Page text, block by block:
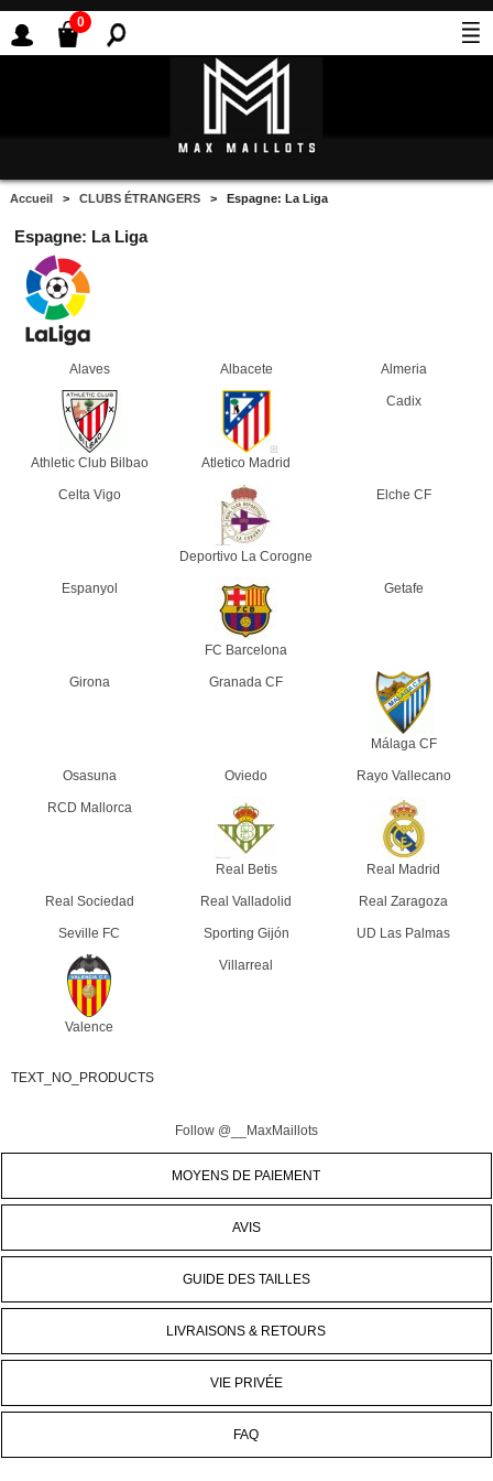
0
Accueil >CLUBS ÉTRANGERS > Espagne: La Liga
Espagne: La Liga
Alaves Albacete Almeria
Athletic Club Bilbao Atletico Madrid
Cadix
Celta Vigo
Deportivo La Corogne
Elche CF
Espanyol
FC Barcelona
Getafe
Girona Granada CF
Málaga CF
Osasuna Oviedo Rayo Vallecano
RCD Mallorca
Real Betis Real Madrid
Real Sociedad Real Valladolid Real Zaragoza
Seville FC Sporting Gijón UD Las Palmas
Valence
Villarreal
TEXT_NO_PRODUCTS
Follow @__MaxMaillots
MOYENS DE PAIEMENT
AVIS
GUIDE DES TAILLES
LIVRAISONS & RETOURS
VIE PRIVÉE
FAQ